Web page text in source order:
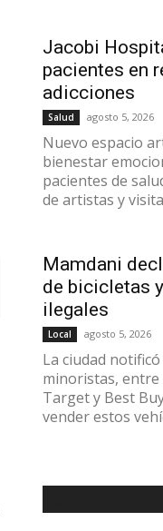
Jacobi
pacientes en
adicciones
Salud agosto 5, 2026
Nuevo espacio
bienestar
pacientes de
de artistas y
Mamdani
de bicicletas
ilegales
Local agosto 5, 2026
La ciudad
minoristas, entre
Target y Best
vender estos